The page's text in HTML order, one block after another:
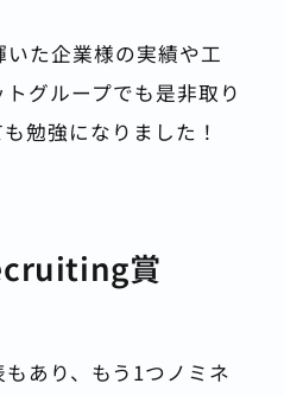
た企業様の実績や工
グループでも是非取り
勉強になりました！
賞
あり、もう1つノミネ